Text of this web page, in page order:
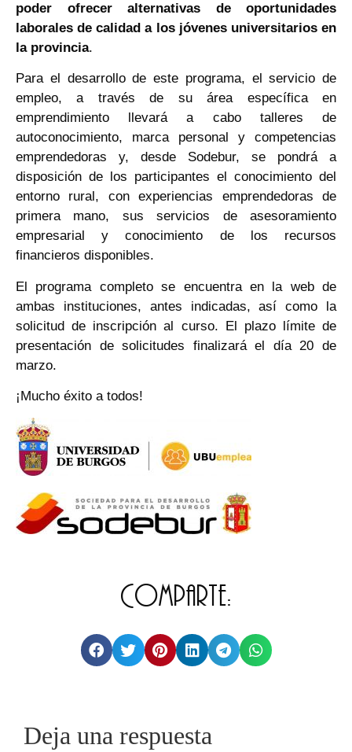
poder ofrecer alternativas de oportunidades
laborales de calidad a los jóvenes universitarios en
la provincia.
Para el desarrollo de este programa, el servicio de
empleo, a través de su área específica en
emprendimiento llevará a cabo talleres de
autoconocimiento, marca personal y competencias
emprendedoras y, desde Sodebur, se pondrá a
disposición de los participantes el conocimiento del
entorno rural, con experiencias emprendedoras de
primera mano, sus servicios de asesoramiento
empresarial y conocimiento de los recursos
financieros disponibles.
El programa completo se encuentra en la web de
ambas instituciones, antes indicadas,así como la
solicitud de inscripción al curso. El plazo límite de
presentación de solicitudes finalizará el día 20 de
marzo.
¡Mucho éxito a todos!
Comparte:
Deja una respuesta